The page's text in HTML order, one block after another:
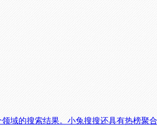
域的搜索结果。小兔搜搜还具有热榜聚